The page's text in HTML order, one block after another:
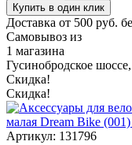
Купить в один клик
Доставка от 500 руб.
Самовывоз из
1 магазина
Гусинобродское
Скидка!
Скидка!
Артикул: 131796